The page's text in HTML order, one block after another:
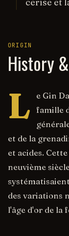
ORIGIN
History
L
e Gin
famille
et de la
et acides.
neuvième
des variations
l'âge d'or de la